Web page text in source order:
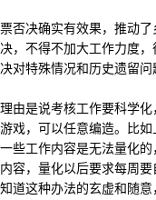
决确实有效果，推动了
，不得不加大工作力度
对特殊情况和历史遗留
是说考核工作要科学化
戏，可以任意编造。比
些工作内容是无法量化
容，量化以后要求每周
道这种办法的玄虚和随